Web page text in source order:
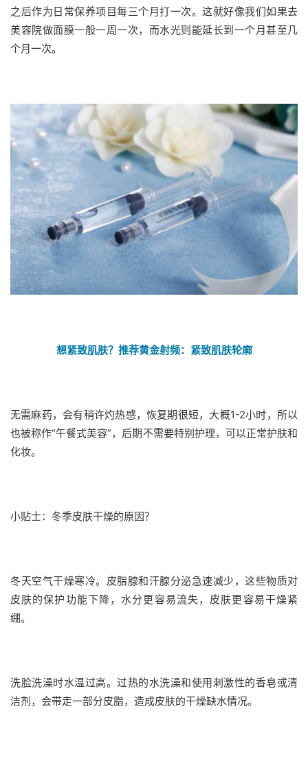
之后作为日常保养项目每三个月打一次。这就好像我们如果去
美容院做面膜一般一周一次，而水光则能延长到一个月甚至几
个月一次。
想紧致肌肤？推荐黄金射频：紧致肌肤轮廓
无需麻药，会有稍许灼热感，恢复期很短，大概1-2小时，所以
也被称作“午餐式美容”，后期不需要特别护理，可以正常护肤和
化妆。
小贴士：冬季皮肤干燥的原因？
冬天空气干燥寒冷。 皮脂腺和汗腺分泌急速减少，这些物质对
皮肤的保护功能下降，水分更容易流失，皮肤更容易干燥紧
绷。
洗脸洗澡时水温过高。 过热的水洗澡和使用刺激性的香皂或清
洁剂，会带走一部分皮脂，造成皮肤的干燥缺水情况。